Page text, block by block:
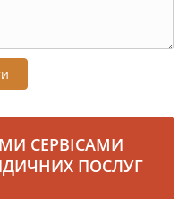
СЕРВІСАМИ
ПОСЛУГ